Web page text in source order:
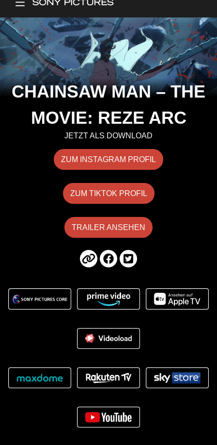
CHAINSAW MAN – THE
MOVIE: REZE ARC
JETZT ALS DOWNLOAD
ZUM INSTAGRAM PROFIL
ZUM TIKTOK PROFIL
TRAILER ANSEHEN